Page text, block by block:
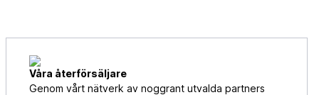
Våra återförsäljare
Genom vårt nätverk av noggrant utvalda partners